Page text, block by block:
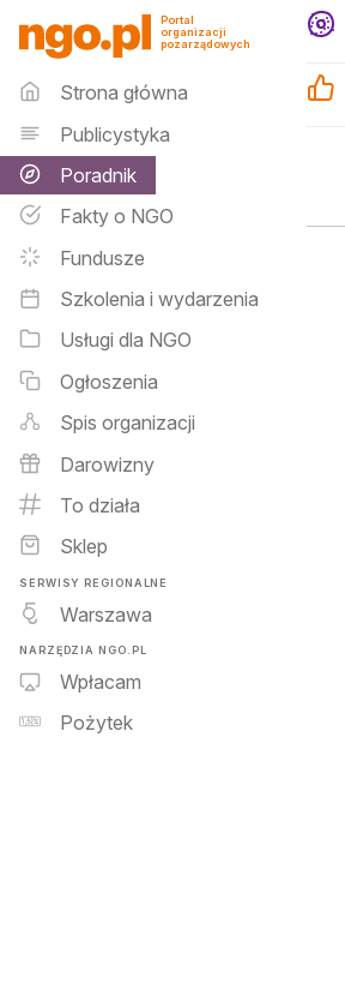
Poradnik - ngo.pl
Portal
organizacji
pozarządowych
Menu główne
Strona główna
Publicystyka
Poradnik
Fakty o NGO
Fundusze
Szkolenia i wydarzenia
Usługi dla NGO
Ogłoszenia
Spis organizacji
Darowizny
To działa
Sklep
SERWISY REGIONALNE
Warszawa
NARZĘDZIA NGO.PL
Wpłacam
Pożytek